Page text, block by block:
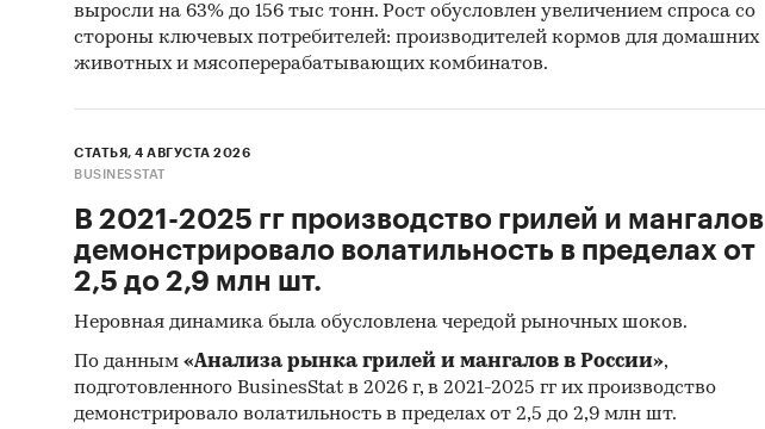
выросли на 63% до 156 тыс тонн. Рост обусловлен увеличением спроса со
стороны ключевых потребителей: производителей кормов для домашних
животных и мясоперерабатывающих комбинатов.
СТАТЬЯ, 4 АВГУСТА 2026
BUSINESSTAT
В 2021-2025 гг производство грилей и мангалов
демонстрировало волатильность в пределах от
2,5 до 2,9 млн шт.
Неровная динамика была обусловлена чередой рыночных шоков.
По данным «Анализа рынка грилей и мангалов в России»,
подготовленного BusinesStat в 2026 г, в 2021-2025 гг их производство
демонстрировало волатильность в пределах от 2,5 до 2,9 млн шт.